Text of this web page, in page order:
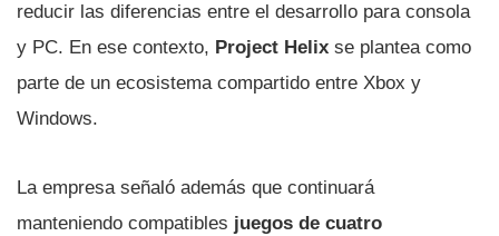
reducir las diferencias entre el desarrollo para consola
y PC. En ese contexto, Project Helix se plantea como
parte de un ecosistema compartido entre Xbox y
Windows.
La empresa señaló además que continuará
manteniendo compatibles juegos de cuatro